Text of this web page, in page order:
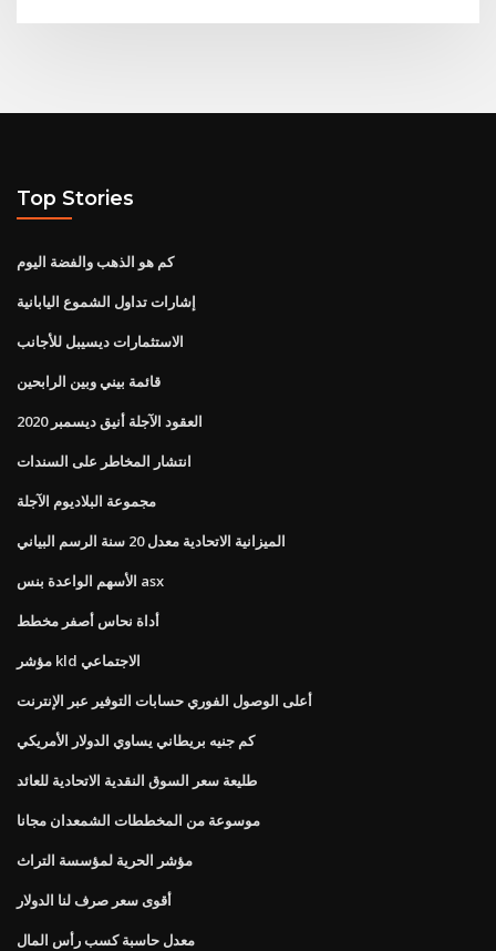
Top Stories
كم هو الذهب والفضة اليوم
إشارات تداول الشموع اليابانية
الاستثمارات ديسيبل للأجانب
قائمة بيني وبين الرابحين
العقود الآجلة أنيق ديسمبر 2020
انتشار المخاطر على السندات
مجموعة البلاديوم الآجلة
الميزانية الاتحادية معدل 20 سنة الرسم البياني
الأسهم الواعدة بنس asx
أداة نحاس أصفر مخطط
مؤشر kld الاجتماعي
أعلى الوصول الفوري حسابات التوفير عبر الإنترنت
كم جنيه بريطاني يساوي الدولار الأمريكي
طليعة سعر السوق النقدية الاتحادية للعائد
موسوعة من المخططات الشمعدان مجانا
مؤشر الحرية لمؤسسة التراث
أقوى سعر صرف لنا الدولار
معدل حاسبة كسب رأس المال